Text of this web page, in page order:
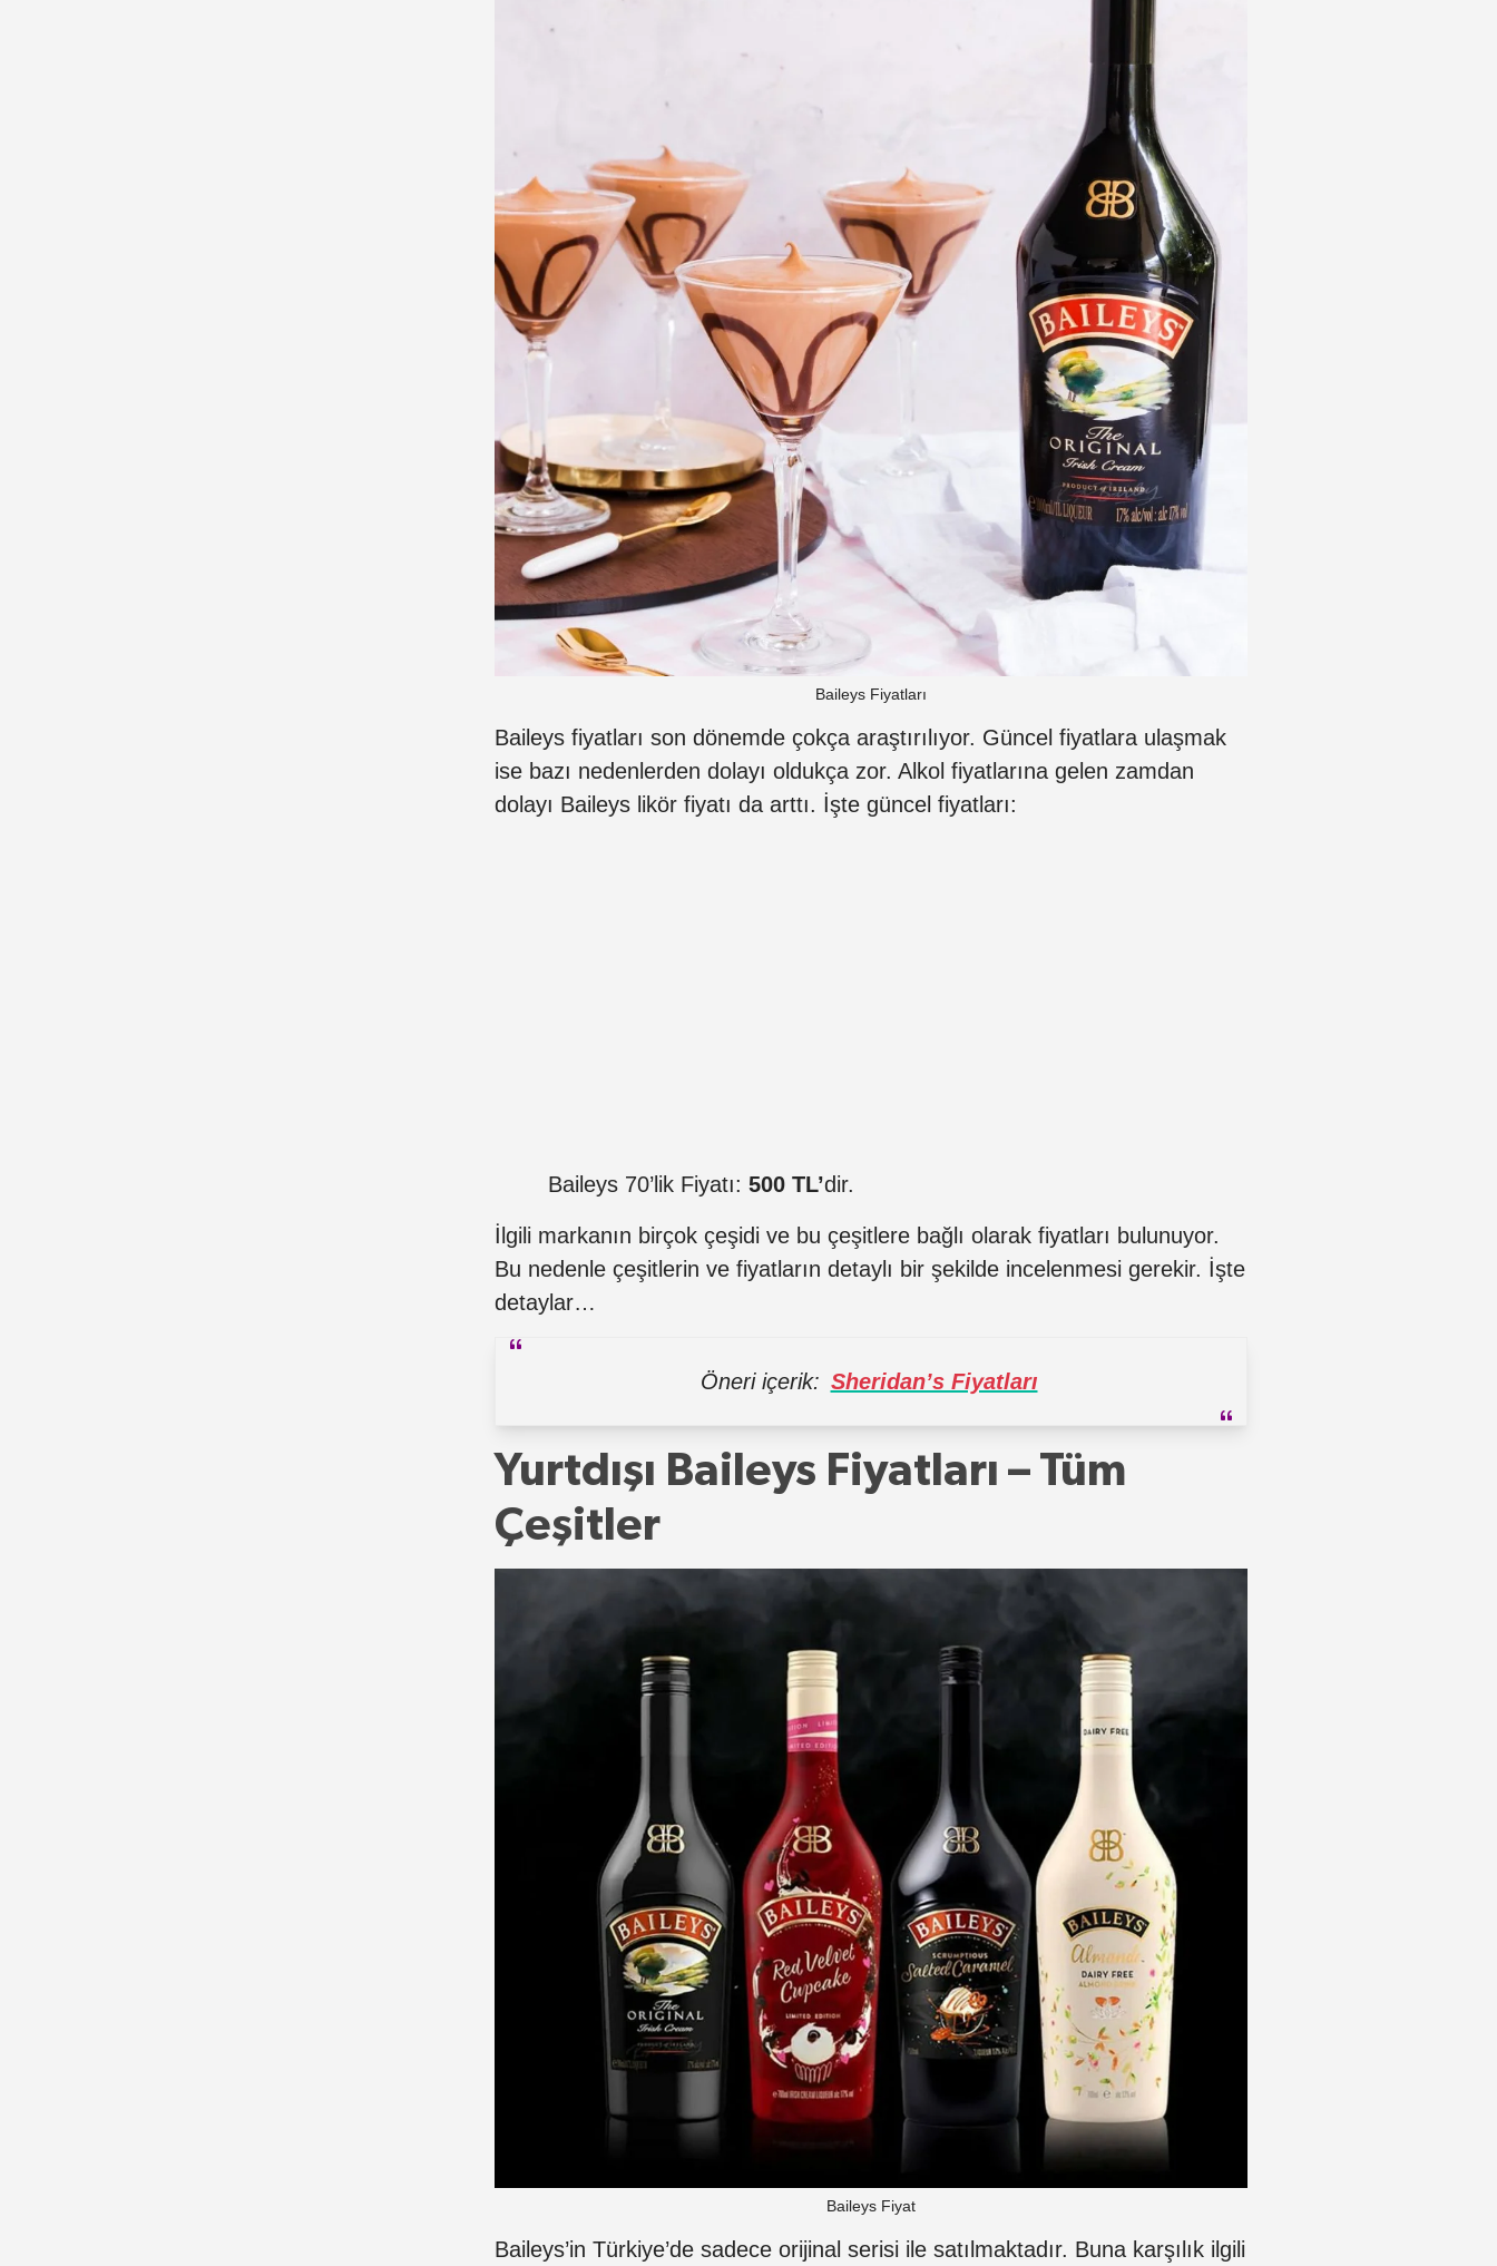
Baileys Fiyatları
Baileys fiyatları son dönemde çokça araştırılıyor. Güncel fiyatlara ulaşmak
ise bazı nedenlerden dolayı oldukça zor. Alkol fiyatlarına gelen zamdan
dolayı Baileys likör fiyatı da arttı. İşte güncel fiyatları:
Baileys 70’lik Fiyatı: 500 TL’dir.
İlgili markanın birçok çeşidi ve bu çeşitlere bağlı olarak fiyatları bulunuyor.
Bu nedenle çeşitlerin ve fiyatların detaylı bir şekilde incelenmesi gerekir. İşte
detaylar…
Öneri içerik: Sheridan’s Fiyatları
Yurtdışı Baileys Fiyatları – Tüm
Çeşitler
Baileys Fiyat
Baileys’in Türkiye’de sadece orijinal serisi ile satılmaktadır. Buna karşılık ilgili